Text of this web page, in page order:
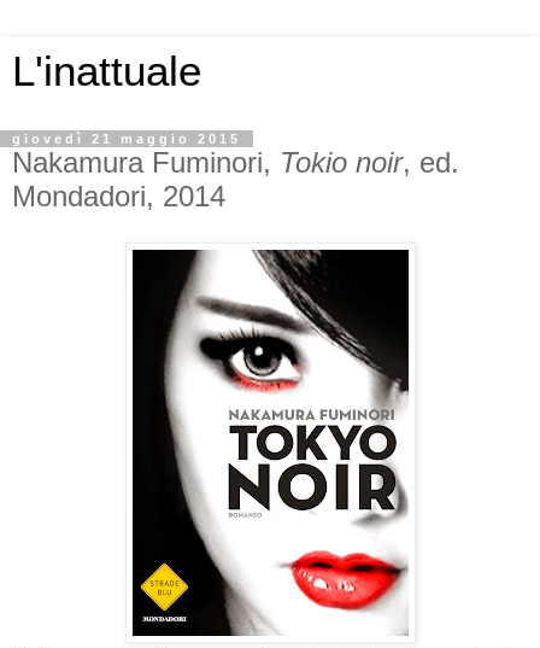
L'inattuale
giovedì 21 maggio 2015
Nakamura Fuminori, Tokio noir, ed.
Mondadori, 2014